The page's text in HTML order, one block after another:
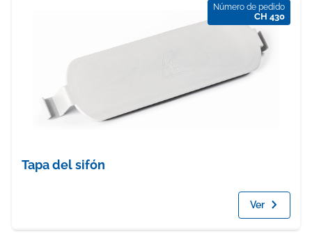
Número de pedido
CH 430
Tapa del sifón
Ver